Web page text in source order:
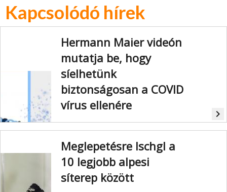
Kapcsolódó hírek
Hermann Maier videón
mutatja be, hogy
síelhetünk
biztonságosan a COVID
vírus ellenére
Az osztrák hegyi vasutak átfogó
a közelgő téli szezonban, ezeket az
osztrák sílegenda magyarázza el a téli
sport szerelmeseinek.
navigate_next
Meglepetésre Ischgl a
10 legjobb alpesi
síterep között